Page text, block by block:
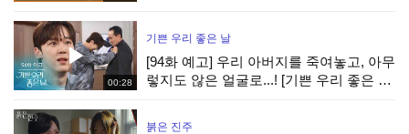
00:28
기쁜 우리 좋은 날
[94화 예고] 우리 아버지를 죽여놓고, 아무
렇지도 않은 얼굴로...! [기쁜 우리 좋은 날]
붉은 진주